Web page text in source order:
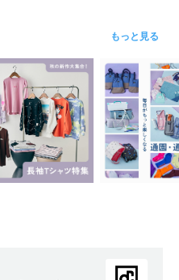
もっと見る